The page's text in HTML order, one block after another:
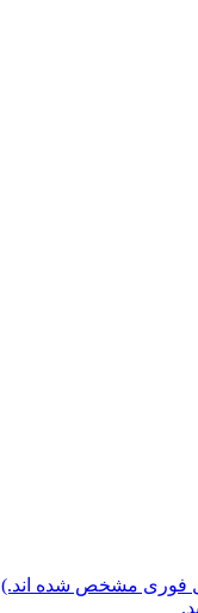
فوری مشخص شده اند.)